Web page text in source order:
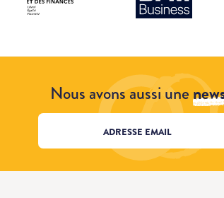
Nous avons aussi une